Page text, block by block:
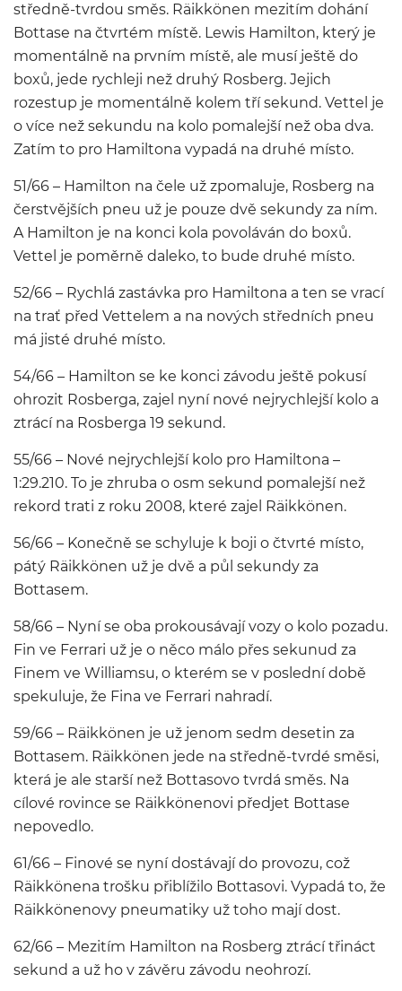
středně-tvrdou směs. Räikkönen mezitím dohání
Bottase na čtvrtém místě. Lewis Hamilton, který je
momentálně na prvním místě, ale musí ještě do
boxů, jede rychleji než druhý Rosberg. Jejich
rozestup je momentálně kolem tří sekund. Vettel je
o více než sekundu na kolo pomalejší než oba dva.
Zatím to pro Hamiltona vypadá na druhé místo.
51/66 – Hamilton na čele už zpomaluje, Rosberg na
čerstvějších pneu už je pouze dvě sekundy za ním.
A Hamilton je na konci kola povoláván do boxů.
Vettel je poměrně daleko, to bude druhé místo.
52/66 – Rychlá zastávka pro Hamiltona a ten se vrací
na trať před Vettelem a na nových středních pneu
má jisté druhé místo.
54/66 – Hamilton se ke konci závodu ještě pokusí
ohrozit Rosberga, zajel nyní nové nejrychlejší kolo a
ztrácí na Rosberga 19 sekund.
55/66 – Nové nejrychlejší kolo pro Hamiltona –
1:29.210. To je zhruba o osm sekund pomalejší než
rekord trati z roku 2008, které zajel Räikkönen.
56/66 – Konečně se schyluje k boji o čtvrté místo,
pátý Räikkönen už je dvě a půl sekundy za
Bottasem.
58/66 – Nyní se oba prokousávají vozy o kolo pozadu.
Fin ve Ferrari už je o něco málo přes sekunud za
Finem ve Williamsu, o kterém se v poslední době
spekuluje, že Fina ve Ferrari nahradí.
59/66 – Räikkönen je už jenom sedm desetin za
Bottasem. Räikkönen jede na středně-tvrdé směsi,
která je ale starší než Bottasovo tvrdá směs. Na
cílové rovince se Räikkönenovi předjet Bottase
nepovedlo.
61/66 – Finové se nyní dostávají do provozu, což
Räikkönena trošku přiblížilo Bottasovi. Vypadá to, že
Räikkönenovy pneumatiky už toho mají dost.
62/66 – Mezitím Hamilton na Rosberg ztrácí třináct
sekund a už ho v závěru závodu neohrozí.